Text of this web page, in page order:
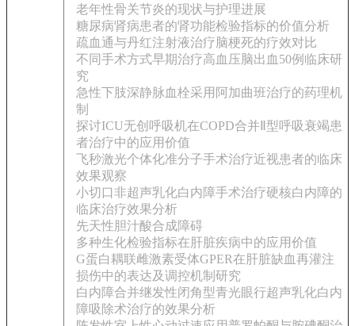
老年性骨关节炎的现状与护理进展
糖尿病肾病患者的肾功能检验指标的价值分析
疏血通与丹红注射液治疗脑梗死的疗效对比
不同手术方式早期治疗高血压脑出血50例临床研
究
急性下肢深静脉血栓采用阿加曲班治疗的药理机
制
探讨ICU无创呼吸机在COPD合并Ⅱ型呼吸衰竭患
者治疗中的应用价值
飞秒激光个体化准分子手术治疗近视患者的临床
效果观察
小切口非超声乳化白内障手术治疗硬核白内障的
临床治疗效果分析
先天性胆汁酸合成障碍
多种生化检验指标在肝脏疾病中的应用价值
G蛋白耦联雌激素受体GPER在肝脏缺血再灌注
损伤中的表达及调控机制研究
白内障合并继发性闭角型青光眼行超声乳化白内
障吸除术治疗的效果分析